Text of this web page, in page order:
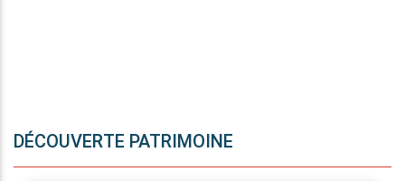
DÉCOUVERTE PATRIMOINE